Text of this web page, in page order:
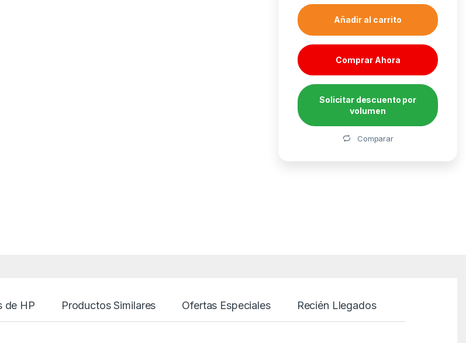
Añadir al carrito
Comprar Ahora
Solicitar descuento por
volumen
Comparar
de HP Productos Similares Ofertas Especiales Recién Llegados